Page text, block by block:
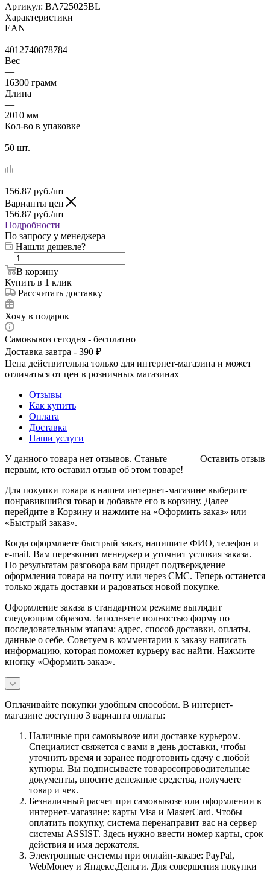
Артикул: BA725025BL
Характеристики
EAN
—
4012740878784
Вес
—
16300 грамм
Длина
—
2010 мм
Кол-во в упаковке
—
50 шт.
156.87 руб./шт
Варианты цен
156.87 руб./шт
Подробности
По запросу у менеджера
Нашли дешевле?
В корзину
Купить в 1 клик
Рассчитать доставку
Хочу в подарок
Самовывоз сегодня - бесплатно
Доставка завтра - 390 ₽
Цена действительна только для интернет-магазина и может
отличаться от цен в розничных магазинах
Отзывы
Как купить
Оплата
Доставка
Наши услуги
Оставить отзыв
У данного товара нет отзывов. Станьте
первым, кто оставил отзыв об этом товаре!
Для покупки товара в нашем интернет-магазине выберите
понравившийся товар и добавьте его в корзину. Далее
перейдите в Корзину и нажмите на «Оформить заказ» или
«Быстрый заказ».
Когда оформляете быстрый заказ, напишите ФИО, телефон и
e-mail. Вам перезвонит менеджер и уточнит условия заказа.
По результатам разговора вам придет подтверждение
оформления товара на почту или через СМС. Теперь останется
только ждать доставки и радоваться новой покупке.
Оформление заказа в стандартном режиме выглядит
следующим образом. Заполняете полностью форму по
последовательным этапам: адрес, способ доставки, оплаты,
данные о себе. Советуем в комментарии к заказу написать
информацию, которая поможет курьеру вас найти. Нажмите
кнопку «Оформить заказ».
Оплачивайте покупки удобным способом. В интернет-
магазине доступно 3 варианта оплаты:
Наличные при самовывозе или доставке курьером.
Специалист свяжется с вами в день доставки, чтобы
уточнить время и заранее подготовить сдачу с любой
купюры. Вы подписываете товаросопроводительные
документы, вносите денежные средства, получаете
товар и чек.
Безналичный расчет при самовывозе или оформлении в
интернет-магазине: карты Visa и MasterCard. Чтобы
оплатить покупку, система перенаправит вас на сервер
системы ASSIST. Здесь нужно ввести номер карты, срок
действия и имя держателя.
Электронные системы при онлайн-заказе: PayPal,
WebMoney и Яндекс.Деньги. Для совершения покупки